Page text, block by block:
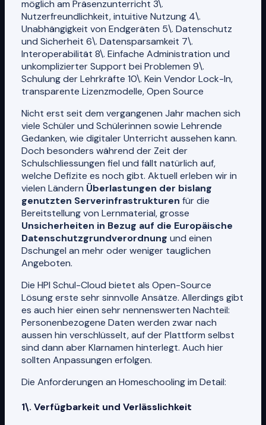
möglich am Präsenzunterricht 3\.
Nutzerfreundlichkeit, intuitive Nutzung 4\.
Unabhängigkeit von Endgeräten 5\. Datenschutz
und Sicherheit 6\. Datensparsamkeit 7\.
Interoperabilität 8\. Einfache Administration und
unkomplizierter Support bei Problemen 9\.
Schulung der Lehrkräfte 10\. Kein Vendor Lock-In,
transparente Lizenzmodelle, Open Source
Nicht erst seit dem vergangenen Jahr machen sich
viele Schüler und Schülerinnen sowie Lehrende
Gedanken, wie digitaler Unterricht aussehen kann.
Doch besonders während der Zeit der
Schulschliessungen fiel und fällt natürlich auf,
welche Defizite es noch gibt. Aktuell erleben wir in
vielen Ländern Überlastungen der bislang
genutzten Serverinfrastrukturen für die
Bereitstellung von Lernmaterial, grosse
Unsicherheiten in Bezug auf die Europäische
Datenschutzgrundverordnung und einen
Dschungel an mehr oder weniger tauglichen
Angeboten.
Die HPI Schul-Cloud bietet als Open-Source
Lösung erste sehr sinnvolle Ansätze. Allerdings gibt
es auch hier einen sehr nennenswerten Nachteil:
Personenbezogene Daten werden zwar nach
aussen hin verschlüsselt, auf der Plattform selbst
sind dann aber Klarnamen hinterlegt. Auch hier
sollten Anpassungen erfolgen.
Die Anforderungen an Homeschooling im Detail:
1\. Verfügbarkeit und Verlässlichkeit